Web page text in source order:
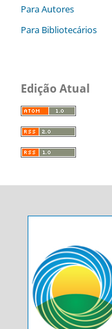
Para Autores
Para Bibliotecários
Edição Atual